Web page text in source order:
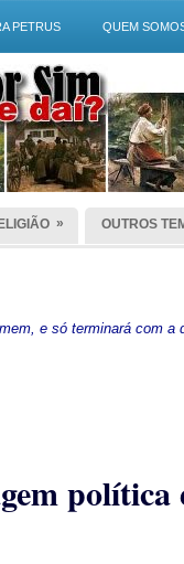
PETRUS QUEM
» OUTROS
e só terminará com a
política